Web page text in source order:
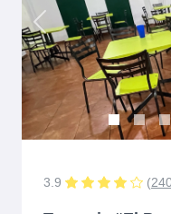
Previous
3.9 (